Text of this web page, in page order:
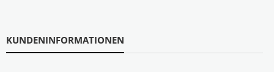
KUNDENINFORMATIONEN